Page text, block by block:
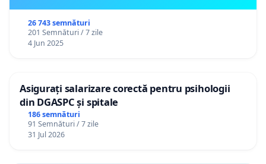
26 743 semnături
201 Semnături / 7 zile
4 Jun 2025
Asigurați salarizare corectă pentru psihologii
din DGASPC și spitale
186 semnături
91 Semnături / 7 zile
31 Jul 2026